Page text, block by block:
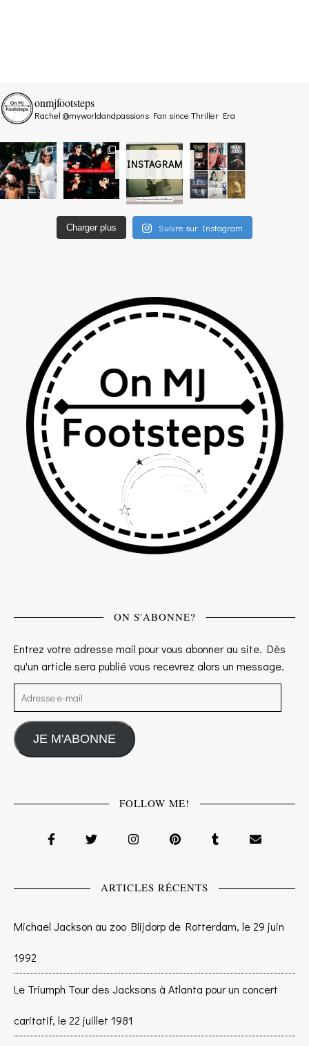
INSTAGRAM
onmjfootsteps
Rachel @myworldandpassions Fan since Thriller Era
Charger plus Suivre sur Instagram
ON S'ABONNE?
Entrez votre adresse mail pour vous abonner au site. Dès
qu'un article sera publié vous recevrez alors un message.
Adresse e-mail
JE M'ABONNE
FOLLOW ME!
ARTICLES RÉCENTS
Michael Jackson au zoo Blijdorp de Rotterdam, le 29 juin
1992
Le Triumph Tour des Jacksons à Atlanta pour un concert
caritatif, le 22 juillet 1981